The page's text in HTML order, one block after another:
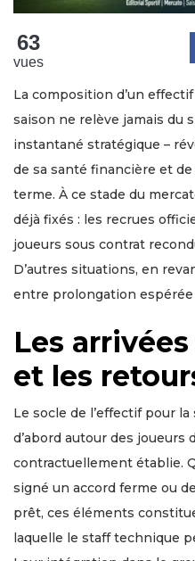
63
vues
La composition d’un
saison ne relève jamais du
instantané stratégique –
de sa santé financière et
terme. À ce stade du
déjà fixés : les recrues
joueurs sous contrat
D’autres situations, en
entre prolongation
Les
et les
Le socle de l’effectif pour la
d’abord autour des joueurs
contractuellement établie.
signé un accord ferme ou
prêt, ces éléments
laquelle le staff technique